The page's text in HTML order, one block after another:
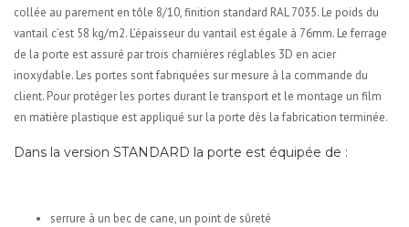
collée au parement en tôle 8/10, finition standard RAL 7035. Le poids du
vantail c’est 58 kg/m2. L’épaisseur du vantail est égale à 76mm. Le ferrage
de la porte est assuré par trois charnières réglables 3D en acier
inoxydable. Les portes sont fabriquées sur mesure à la commande du
client. Pour protéger les portes durant le transport et le montage un film
en matière plastique est appliqué sur la porte dès la fabrication terminée.
Dans la version STANDARD la porte est équipée de :
serrure à un bec de cane, un point de sûreté